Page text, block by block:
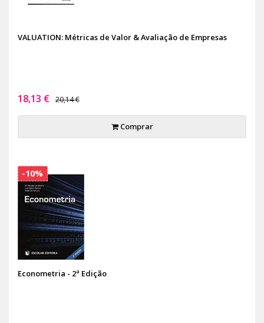
VALUATION: Métricas de Valor & Avaliação de Empresas
18,13 € 20,14 €
Comprar
Econometria - 2ª Edição
-10%